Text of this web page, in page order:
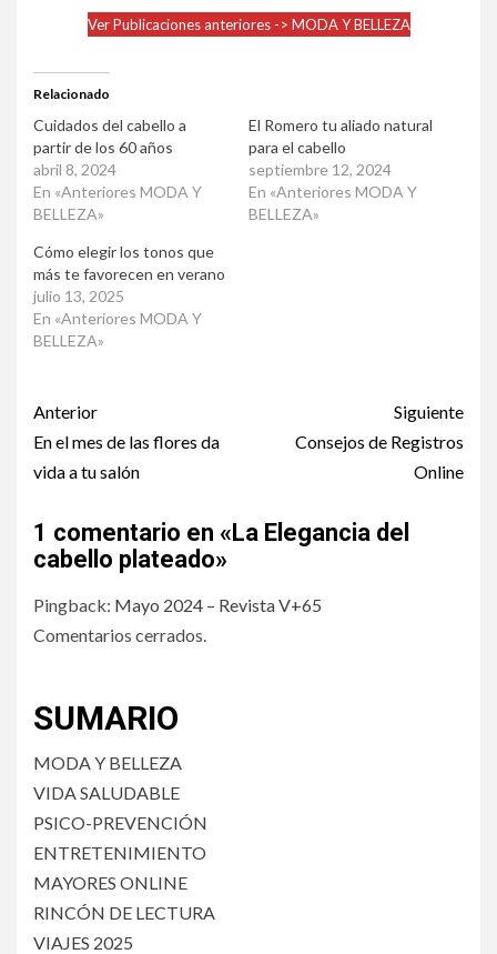
Ver Publicaciones anteriores -> MODA Y BELLEZA
Relacionado
Cuidados del cabello a
partir de los 60 años
abril 8, 2024
En «Anteriores MODA Y
BELLEZA»
El Romero tu aliado natural
para el cabello
septiembre 12, 2024
En «Anteriores MODA Y
BELLEZA»
Cómo elegir los tonos que
más te favorecen en verano
julio 13, 2025
En «Anteriores MODA Y
BELLEZA»
Post
navigation
Anterior
En el mes de las flores da
vida a tu salón
Siguiente
Consejos de Registros
Online
1 comentario en «La Elegancia del
cabello plateado»
Pingback: Mayo 2024 – Revista V+65
Comentarios cerrados.
SUMARIO
MODA Y BELLEZA
VIDA SALUDABLE
PSICO-PREVENCIÓN
ENTRETENIMIENTO
MAYORES ONLINE
RINCÓN DE LECTURA
VIAJES 2025